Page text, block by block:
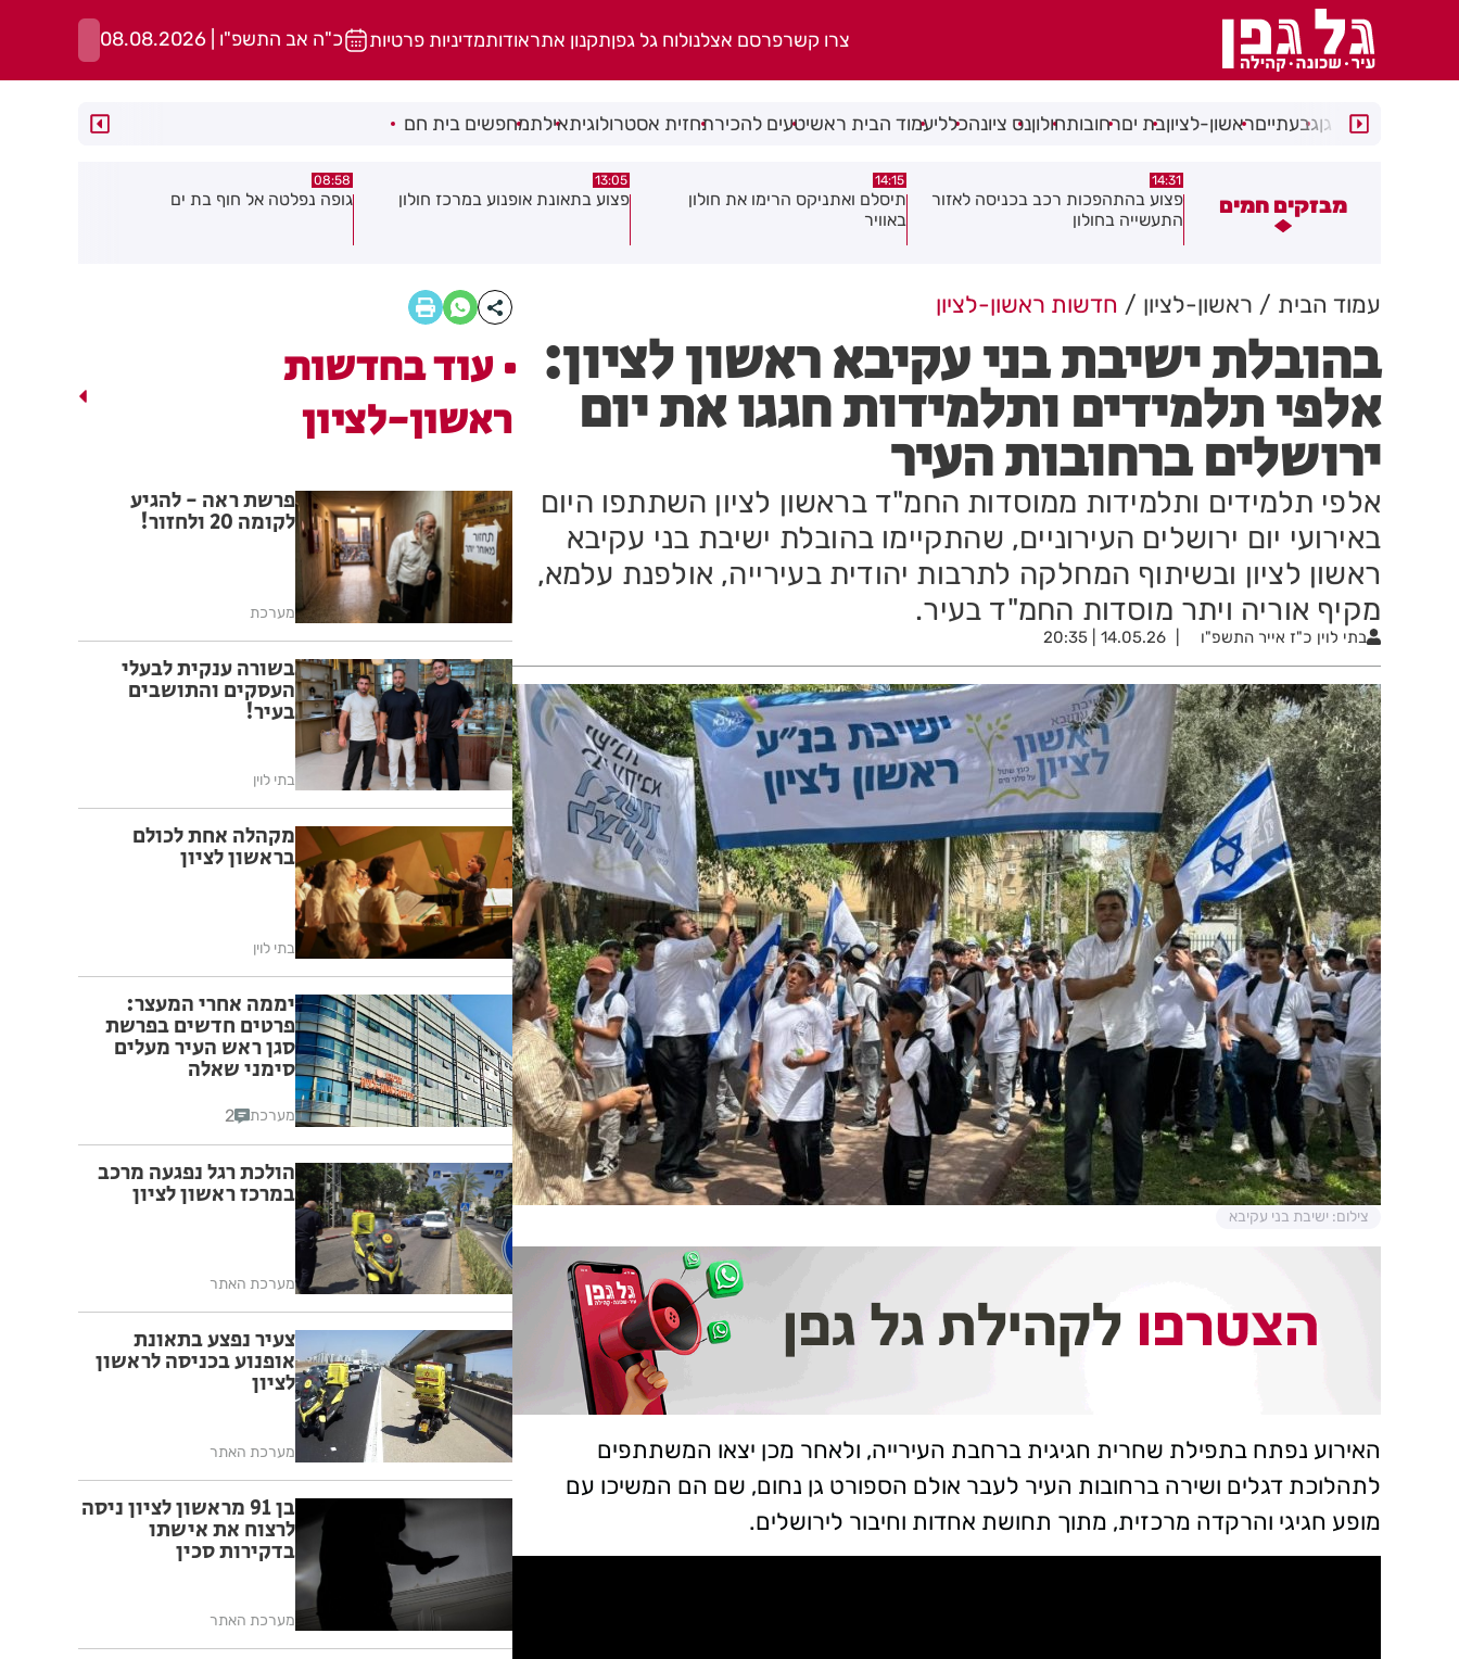
צרו קשרפרסם אצלנולוח גל גפןתקנון אתראודותמדיניות פרטיות כ"ה אב התשפ"ו | 08.08.2026
רמת גןגבעתייםראשון-לציוןבת יםרחובותחולוןנס ציונהכלליעמוד הבית ראשיטעים להכירתחזית אסטרולוגיתאילתמחפשים בית חם
מבזקים חמים
פצוע בהתהפכות רכב בכניסה לאזור
14:15
תיסלם ואתניקס הרימו את חולון
באוויר
13:05
פצוע בתאונת אופנוע במרכז חולון
08:58
גופה נפלטה אל חוף בת ים
08:29
חשד להצתה בשלושה מוקדים ברמת
עמוד הבית ראשון-לציון חדשות ראשון-לציון
בהובלת ישיבת בני עקיבא ראשון לציון:
אלפי תלמידים ותלמידות חגגו את יום
ירושלים ברחובות העיר
אלפי תלמידים ותלמידות ממוסדות החמ"ד בראשון לציון השתתפו היום
באירועי יום ירושלים העירוניים, שהתקיימו בהובלת ישיבת בני עקיבא
ראשון לציון ובשיתוף המחלקה לתרבות יהודית בעירייה, אולפנת עלמא,
מקיף אוריה ויתר מוסדות החמ"ד בעיר.
בתי לוין כ"ז אייר התשפ"ו 14.05.26 | 20:35
צילום: ישיבת בני עקיבא
האירוע נפתח בתפילת שחרית חגיגית ברחבת העירייה, ולאחר מכן יצאו המשתתפים
לתהלוכת דגלים ושירה ברחובות העיר לעבר אולם הספורט גן נחום, שם הם המשיכו עם
מופע חגיגי והרקדה מרכזית, מתוך תחושת אחדות וחיבור לירושלים.
עוד בחדשות
ראשון-לציון
פרשת ראה - להגיע
לקומה 20 ולחזור!
מערכת
בשורה ענקית לבעלי
העסקים והתושבים
בעיר!
בתי לוין
מקהלה אחת לכולם
בראשון לציון
בתי לוין
יממה אחרי המעצר:
פרטים חדשים בפרשת
סגן ראש העיר מעלים
סימני שאלה
מערכת 2
הולכת רגל נפגעה מרכב
במרכז ראשון לציון
מערכת האתר
צעיר נפצע בתאונת
אופנוע בכניסה לראשון
לציון
מערכת האתר
בן 91 מראשון לציון ניסה
לרצוח את אישתו
בדקירות סכין
מערכת האתר